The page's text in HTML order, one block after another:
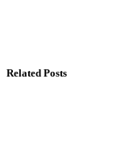
Related Posts